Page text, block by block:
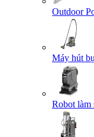
Outdoor
Máy hút
Robot làm